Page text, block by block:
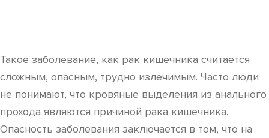
Такое заболевание, как рак кишечника считается
сложным, опасным, трудно излечимым. Часто люди
не понимают, что кровяные выделения из анального
прохода являются причиной рака кишечника.
Опасность заболевания заключается в том, что на